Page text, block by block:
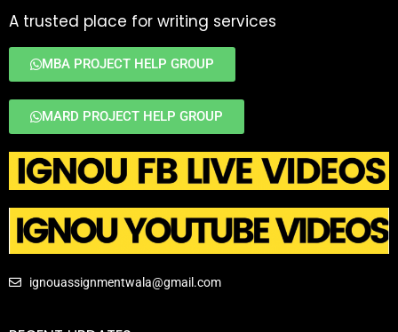
A trusted place for writing services
MBA PROJECT HELP GROUP
MARD PROJECT HELP GROUP
ignouassignmentwala@gmail.com